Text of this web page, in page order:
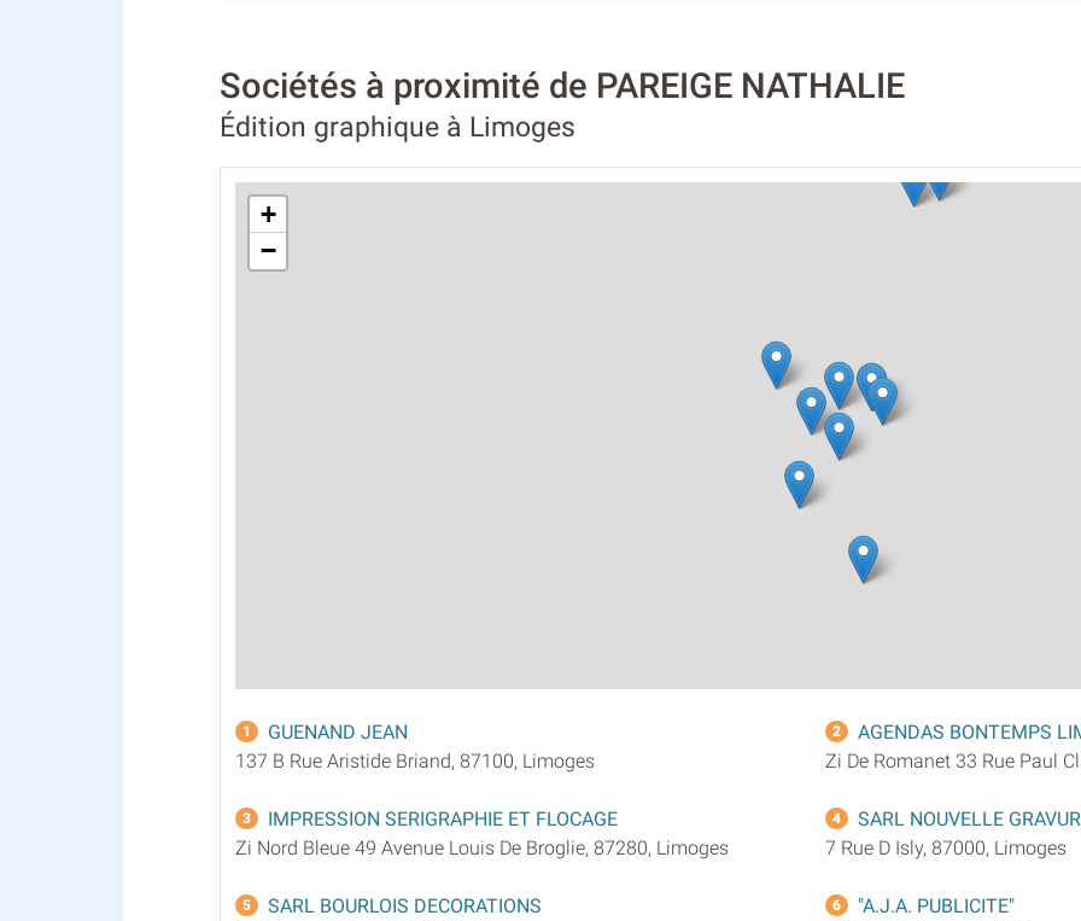
Sociétés à proximité de PAREIGE NATHALIE
Édition graphique à Limoges
+
−
1
GUENAND JEAN
137 B Rue Aristide Briand, 87100, Limoges
2
AGENDAS BONTEMPS
Zi De Romanet 33 Rue Paul
3
IMPRESSION SERIGRAPHIE ET FLOCAGE
Zi Nord Bleue 49 Avenue Louis De Broglie, 87280, Limoges
4
SARL NOUVELLE
7 Rue D Isly, 87000, Limoges
5
SARL BOURLOIS DECORATIONS
6
"A.J.A. PUBLICITE"